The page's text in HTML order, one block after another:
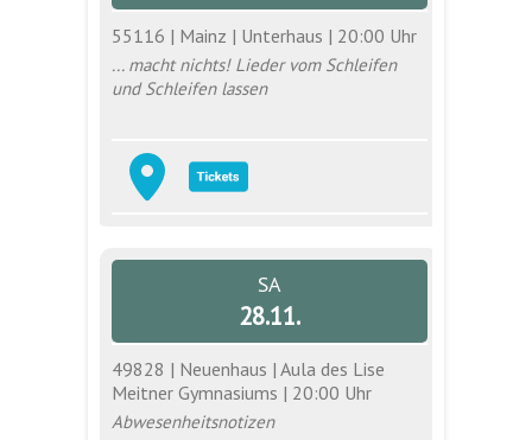
55116 | Mainz | Unterhaus | 20:00 Uhr
... macht nichts! Lieder vom Schleifen
und Schleifen lassen
SA
28.11.
49828 | Neuenhaus | Aula des Lise
Meitner Gymnasiums | 20:00 Uhr
Abwesenheitsnotizen